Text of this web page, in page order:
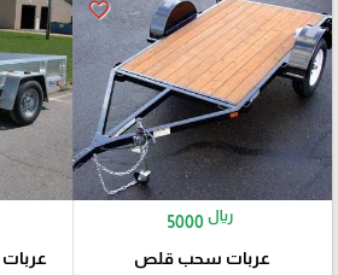
favorite_border
5000 ريال
عربات سحب قلص